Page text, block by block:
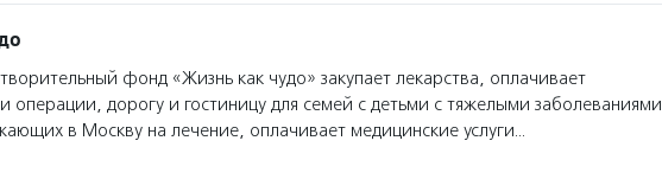
фонд «Жизнь как чудо» закупает лекарства, оплачивает
операции, дорогу и гостиницу для семей с детьми с тяжелыми заболеваниями
в Москву на лечение, оплачивает медицинские услуги…